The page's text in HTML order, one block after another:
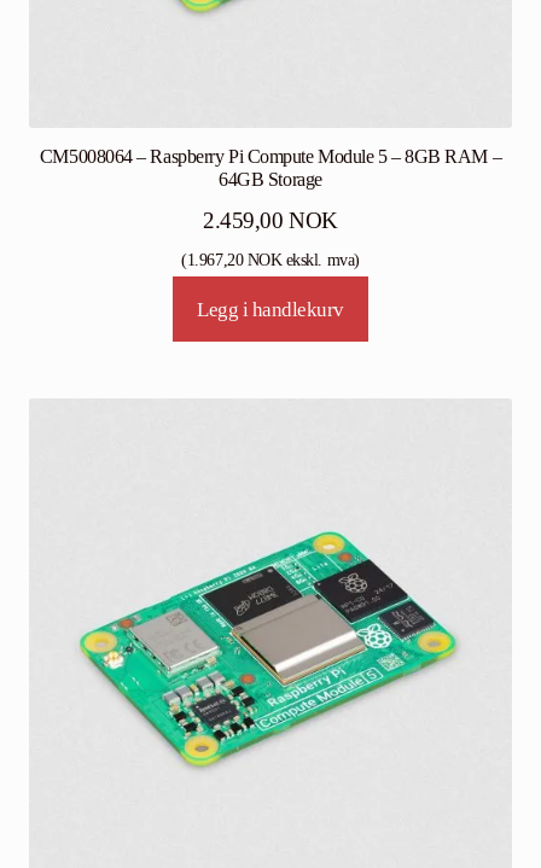
CM5008064 – Raspberry Pi Compute Module 5 – 8GB RAM –
64GB Storage
2.459,00NOK
(1.967,20NOKekskl. mva)
Legg i handlekurv